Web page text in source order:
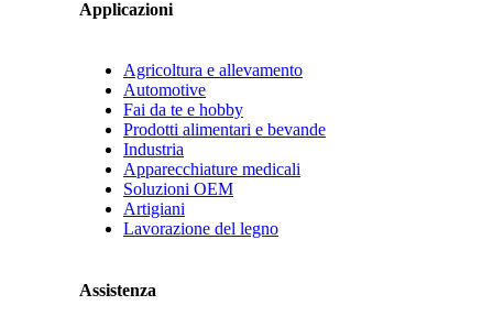
Applicazioni
Agricoltura e allevamento
Automotive
Fai da te e hobby
Prodotti alimentari e bevande
Industria
Apparecchiature medicali
Soluzioni OEM
Artigiani
Lavorazione del legno
Assistenza